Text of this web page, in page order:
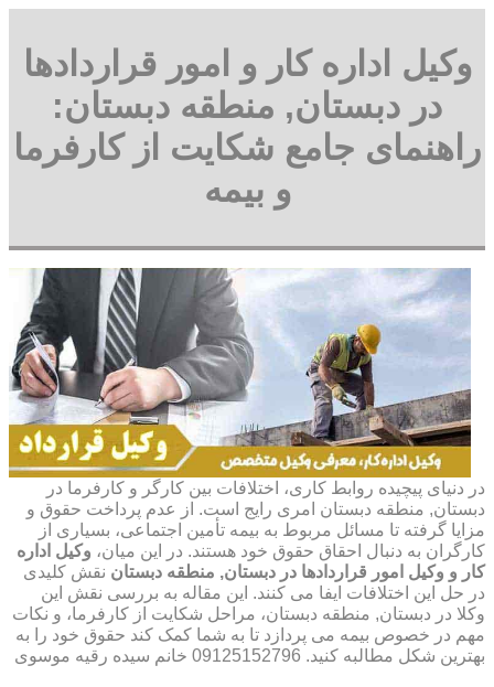
وکیل اداره کار و امور قراردادها
در دبستان, منطقه دبستان:
راهنمای جامع شکایت از کارفرما
و بیمه
در دنیای پیچیده روابط کاری، اختلافات بین کارگر و کارفرما در
دبستان, منطقه دبستان امری رایج است. از عدم پرداخت حقوق و
مزایا گرفته تا مسائل مربوط به بیمه تأمین اجتماعی، بسیاری از
کارگران به دنبال احقاق حقوق خود هستند. در این میان، وکیل اداره
کار و وکیل امور قراردادها در دبستان, منطقه دبستان نقش کلیدی
در حل این اختلافات ایفا می کنند. این مقاله به بررسی نقش این
وکلا در دبستان, منطقه دبستان، مراحل شکایت از کارفرما، و نکات
مهم در خصوص بیمه می پردازد تا به شما کمک کند حقوق خود را به
بهترین شکل مطالبه کنید. 09125152796 خانم سیده رقیه موسوی